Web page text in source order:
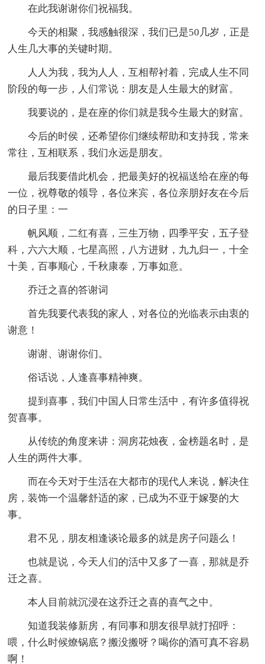
在此我谢谢你们祝福我。
今天的相聚，我感触很深，我们已是50几岁，正是
人生几大事的关键时期。
人人为我，我为人人，互相帮衬着，完成人生不同
阶段的每一步，人们常说：朋友是人生最大的财富。
我要说的，是在座的你们就是我今生最大的财富。
今后的时侯，还希望你们继续帮助和支持我，常来
常往，互相联系，我们永远是朋友。
最后我要借此机会，把最美好的祝福送给在座的每
一位，祝尊敬的领导，各位来宾，各位亲朋好友在今后
的日子里：一
帆风顺，二红有喜，三生万物，四季平安，五子登
科，六六大顺，七星高照，八方进财，九九归一，十全
十美，百事顺心，千秋康泰，万事如意。
乔迁之喜的答谢词
首先我要代表我的家人，对各位的光临表示由衷的
谢意！
谢谢、谢谢你们。
俗话说，人逢喜事精神爽。
提到喜事，我们中国人日常生活中，有许多值得祝
贺喜事。
从传统的角度来讲：洞房花烛夜，金榜题名时，是
人生的两件大事。
而在今天对于生活在大都市的现代人来说，解决住
房，装饰一个温馨舒适的家，已成为不亚于嫁娶的大
事。
君不见，朋友相逢谈论最多的就是房子问题么！
也就是说，今天人们的活中又多了一喜，那就是乔
迁之喜。
本人目前就沉浸在这乔迁之喜的喜气之中。
知道我装修新房，有同事和朋友很早就打招呼：
喂，什么时候燎锅底？搬没搬呀？喝你的酒可真不容易
啊！